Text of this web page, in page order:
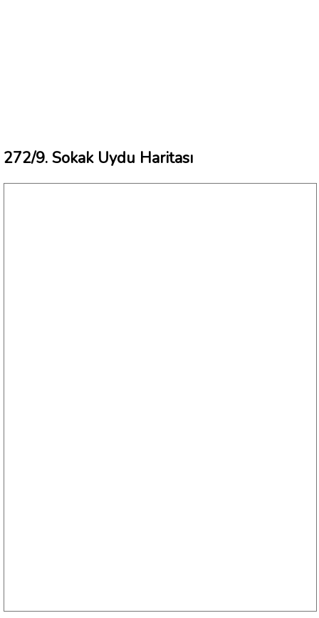
272/9. Sokak Uydu Haritası